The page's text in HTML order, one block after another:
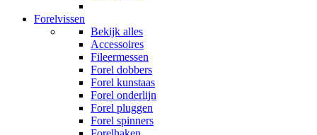
Forelvissen
Bekijk alles
Accessoires
Fileermessen
Forel dobbers
Forel kunstaas
Forel onderlijn
Forel pluggen
Forel spinners